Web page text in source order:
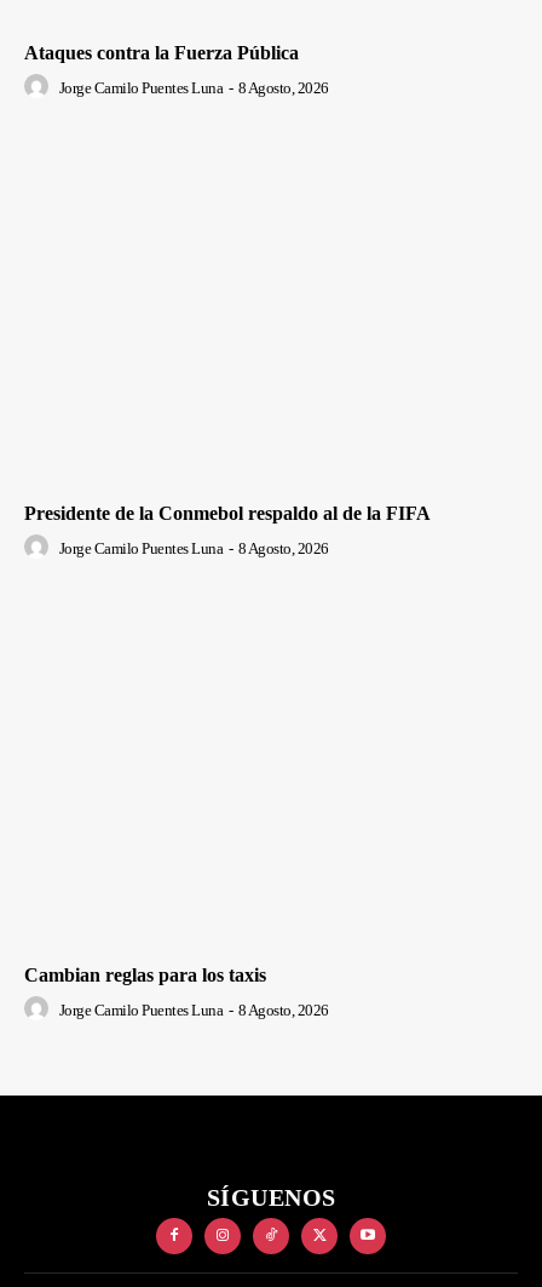
Ataques contra la Fuerza Pública
Jorge Camilo Puentes Luna - 8 Agosto, 2026
Presidente de la Conmebol respaldo al de la FIFA
Jorge Camilo Puentes Luna - 8 Agosto, 2026
Cambian reglas para los taxis
Jorge Camilo Puentes Luna - 8 Agosto, 2026
SÍGUENOS